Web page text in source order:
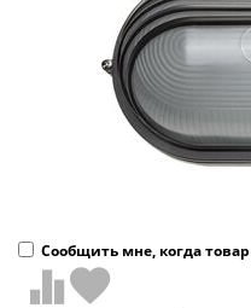
Сообщить мне, когда